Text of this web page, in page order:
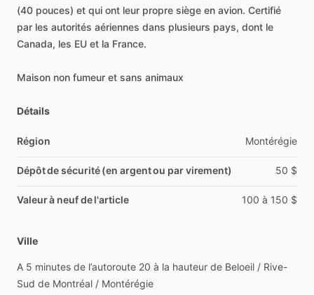
(40 pouces) et qui ont leur propre siège en avion. Certifié
par les autorités aériennes dans plusieurs pays, dont le
Canada, les EU et la France.
Maison non fumeur et sans animaux
Détails
Région Montérégie
Dépôt de sécurité (en argent ou par virement) 50 $
Valeur à neuf de l'article 100 à 150 $
Ville
A 5 minutes de l’autoroute 20 à la hauteur de Beloeil ​/​ Rive-
Sud de Montréal ​/​ Montérégie